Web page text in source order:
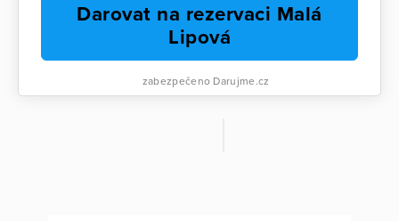
Darovat na rezervaci Malá
Lipová
zabezpečeno Darujme.cz